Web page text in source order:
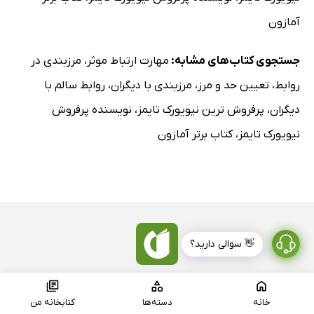
خانه دسته‌ها کتابخانه من
آمازون
جستجوی کتاب‌های مشابه: مهارت ارتباط موثر ، مرزبندی در
روابط، تعیین حد و مرز ، مرزبندی با دیگران، روابط سالم با
دیگران، پرفروش ترین نیویورک تایمز ، نویسنده پرفروش
نیویورک تایمز ،کتاب برتر آمازون
👋 سوالی دارید؟
دانلود اپلیکیشن کتابراه